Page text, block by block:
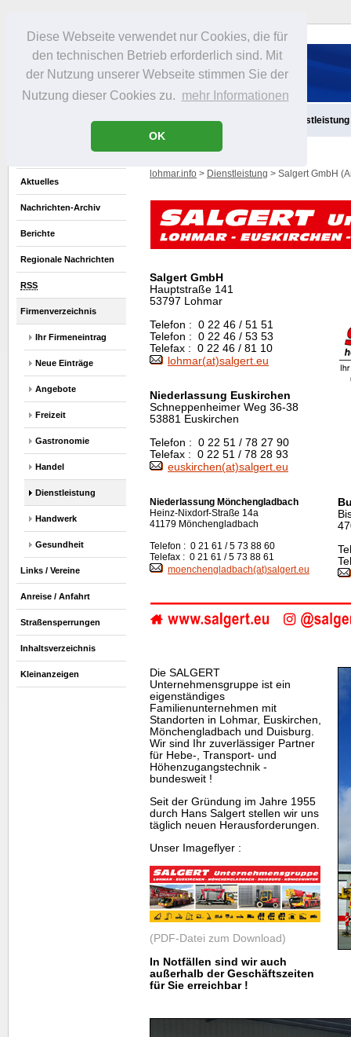
Diese Webseite verwendet nur Cookies, die für
den technischen Betrieb erforderlich sind. Mit
der Nutzung unserer Webseite stimmen Sie der
Nutzung dieser Cookies zu. mehr Informationen
OK
Infos Freizeit Gastronomie Dienstleistung
Aktuelles
Nachrichten-Archiv
Berichte
Regionale Nachrichten
RSS
Firmenverzeichnis
Ihr Firmeneintrag
Neue Einträge
Angebote
Freizeit
Gastronomie
Handel
Dienstleistung
Handwerk
Gesundheit
Links / Vereine
Anreise / Anfahrt
Straßensperrungen
Inhaltsverzeichnis
Kleinanzeigen
lohmar.info > Dienstleistung > Salgert GmbH
Salgert GmbH
Hauptstraße 141
53797 Lohmar
Telefon : 0 22 46 / 51 51
Telefon : 0 22 46 / 53 53
Telefax : 0 22 46 / 81 10
lohmar(at)salgert.eu
Niederlassung Euskirchen
Schneppenheimer Weg 36-38
53881 Euskirchen
Telefon : 0 22 51 / 78 27 90
Telefax : 0 22 51 / 78 28 93
euskirchen(at)salgert.eu
Niederlassung Mönchengladbach
Heinz-Nixdorf-Straße 14a
41179 Mönchengladbach
Telefon : 0 21 61 / 5 73 88 60
Telefax : 0 21 61 / 5 73 88 61
moenchengladbach(at)salgert.eu
Die SALGERT
Unternehmensgruppe ist ein
eigenständiges
Familienunternehmen mit
Standorten in Lohmar, Euskirchen,
Mönchengladbach und Duisburg.
Wir sind Ihr zuverlässiger Partner
für Hebe-, Transport- und
Höhenzugangstechnik -
bundesweit !
Seit der Gründung im Jahre 1955
durch Hans Salgert stellen wir uns
täglich neuen Herausforderungen.
Unser Imageflyer :
(PDF-Datei zum Download)
In Notfällen sind wir auch
außerhalb der Geschäftszeiten
für Sie erreichbar !